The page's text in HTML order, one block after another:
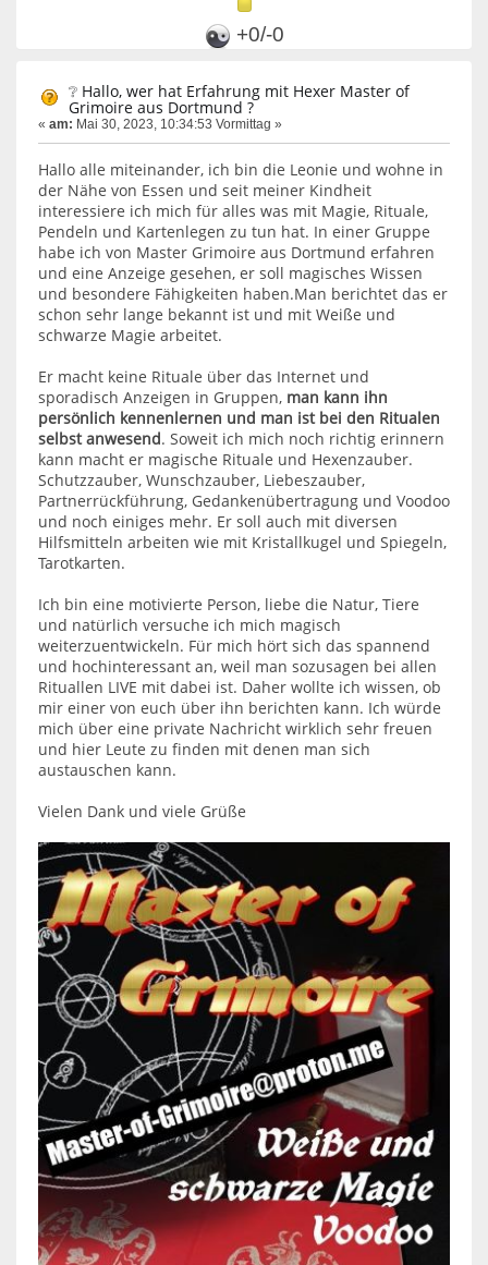
+0/-0
❔ Hallo, wer hat Erfahrung mit Hexer Master of
Grimoire aus Dortmund ?
« am: Mai 30, 2023, 10:34:53 Vormittag »
Hallo alle miteinander, ich bin die Leonie und wohne in
der Nähe von Essen und seit meiner Kindheit
interessiere ich mich für alles was mit Magie, Rituale,
Pendeln und Kartenlegen zu tun hat. In einer Gruppe
habe ich von Master Grimoire aus Dortmund erfahren
und eine Anzeige gesehen, er soll magisches Wissen
und besondere Fähigkeiten haben.Man berichtet das er
schon sehr lange bekannt ist und mit Weiße und
schwarze Magie arbeitet.
Er macht keine Rituale über das Internet und
sporadisch Anzeigen in Gruppen, man kann ihn
persönlich kennenlernen und man ist bei den Ritualen
selbst anwesend. Soweit ich mich noch richtig erinnern
kann macht er magische Rituale und Hexenzauber.
Schutzzauber, Wunschzauber, Liebeszauber,
Partnerrückführung, Gedankenübertragung und Voodoo
und noch einiges mehr. Er soll auch mit diversen
Hilfsmitteln arbeiten wie mit Kristallkugel und Spiegeln,
Tarotkarten.
Ich bin eine motivierte Person, liebe die Natur, Tiere
und natürlich versuche ich mich magisch
weiterzuentwickeln. Für mich hört sich das spannend
und hochinteressant an, weil man sozusagen bei allen
Rituallen LIVE mit dabei ist. Daher wollte ich wissen, ob
mir einer von euch über ihn berichten kann. Ich würde
mich über eine private Nachricht wirklich sehr freuen
und hier Leute zu finden mit denen man sich
austauschen kann.
Vielen Dank und viele Grüße